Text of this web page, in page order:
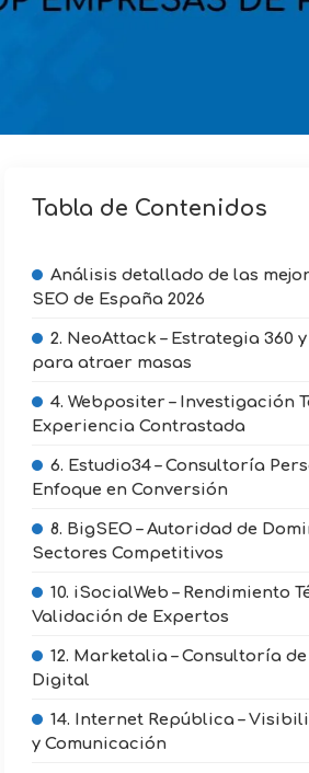
Tabla de Contenidos
Análisis detallado de las
SEO de España 2026
2. NeoAttack – Estrategia 360
para atraer masas
4. Webpositer – Investigación
Experiencia Contrastada
6. Estudio34 – Consultoría
Enfoque en Conversión
8. BigSEO – Autoridad de
Sectores Competitivos
10. iSocialWeb – Rendimiento
Validación de Expertos
12. Marketalia – Consultoría
Digital
14. Internet República –
y Comunicación